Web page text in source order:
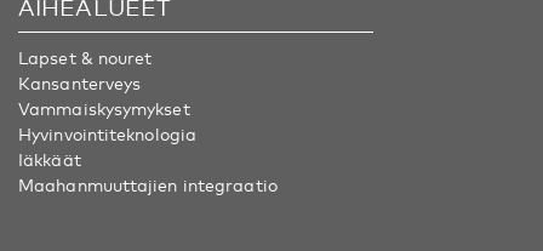
AIHEALUEET
Lapset & nouret
Kansanterveys
Vammaiskysymykset
Hyvinvointiteknologia
Iäkkäät
Maahanmuuttajien integraatio